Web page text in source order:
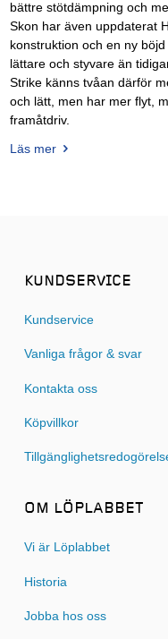
bättre stötdämpning och
Skon har även uppdaterat
konstruktion och en ny
lättare och styvare än
Strike känns tvåan därför
och lätt, men har mer flyt,
framåtdriv.
Läs mer
KUNDSERVICE
Kundservice
Vanliga frågor & svar
Kontakta oss
Köpvillkor
OM LÖPLABBET
Vi är Löplabbet
Historia
Jobba hos oss